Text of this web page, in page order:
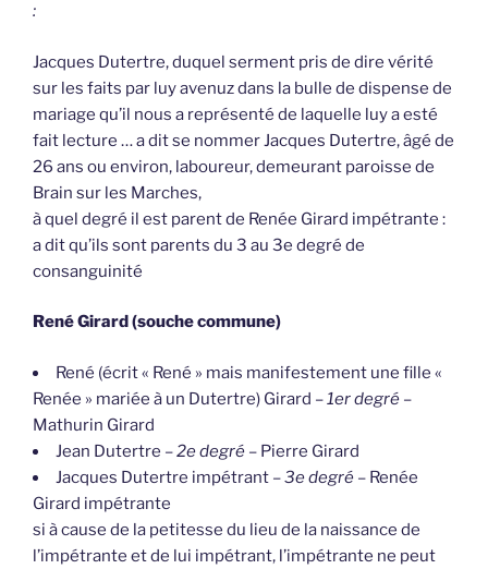
:
Jacques Dutertre, duquel serment pris de dire vérité
sur les faits par luy avenuz dans la bulle de dispense de
mariage qu’il nous a représenté de laquelle luy a esté
fait lecture … a dit se nommer Jacques Dutertre, âgé de
26 ans ou environ, laboureur, demeurant paroisse de
Brain sur les Marches,
à quel degré il est parent de Renée Girard impétrante :
a dit qu’ils sont parents du 3 au 3e degré de
consanguinité
René Girard (souche commune)
René (écrit « René » mais manifestement une fille «
Renée » mariée à un Dutertre) Girard –1er degré –
Mathurin Girard
Jean Dutertre –2e degré – Pierre Girard
Jacques Dutertre impétrant –3e degré – Renée
Girard impétrante
si à cause de la petitesse du lieu de la naissance de
l’impétrante et de lui impétrant, l’impétrante ne peut